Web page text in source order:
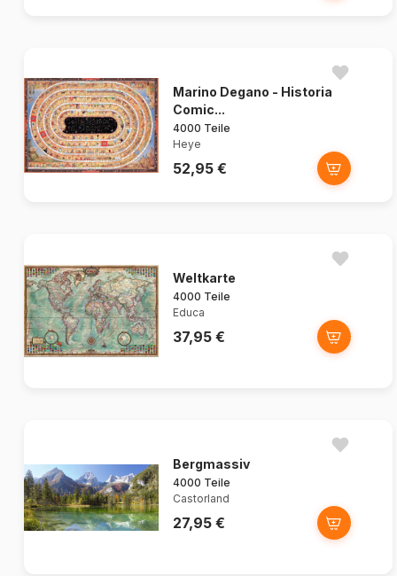
Marino Degano - Historia
Comic...
4000 Teile
Heye
52,95 €
Weltkarte
4000 Teile
Educa
37,95 €
Bergmassiv
4000 Teile
Castorland
27,95 €